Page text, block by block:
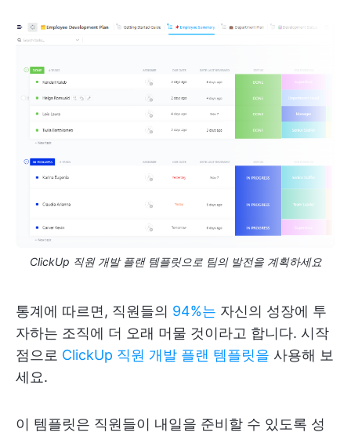
ClickUp 직원 개발 플랜 템플릿으로 팀의 발전을 계획하세요
통계에 따르면, 직원들의 94%는 자신의 성장에 투
자하는 조직에 더 오래 머물 것이라고 합니다. 시작
점으로 ClickUp 직원 개발 플랜 템플릿을 사용해 보
세요.
이 템플릿은 직원들이 내일을 준비할 수 있도록 성